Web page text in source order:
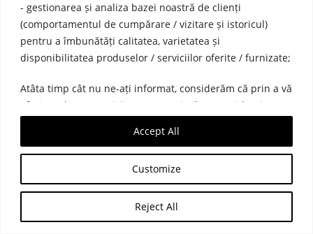
- gestionarea și analiza bazei noastră de clienți
(comportamentul de cumpărare / vizitare și istoricul)
pentru a îmbunătăți calitatea, varietatea și
disponibilitatea produselor / serviciilor oferite / furnizate;
Atâta timp cât nu ne-ați informat, considerăm că prin a vă
oferi produse / servicii care sunt similare sau identice cu
comportamentul dvs. din istoricul de cumpărare / de
navigare, este interesul nostru legitim.
Customize
Reject All
Accept All